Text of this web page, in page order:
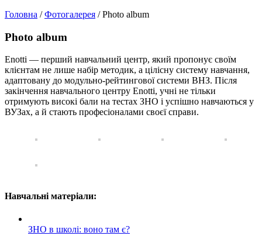
Головна /Фотогалерея /Photo album
Photo album
Enotti — перший навчальний центр, який пропонує своїм
клієнтам не лише набір методик, а цілісну систему навчання,
адаптовану до модульно-рейтингової системи ВНЗ. Після
закінчення навчального центру Enotti, учні не тільки
отримують високі бали на тестах ЗНО і успішно навчаються у
ВУЗах, а й стають професіоналами своєї справи.
Навчальні матеріали:
ЗНО в школі: воно там є?